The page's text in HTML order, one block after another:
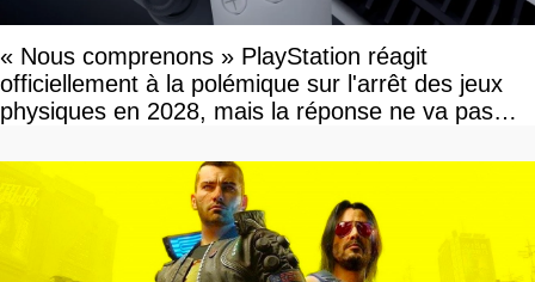
« Nous comprenons » PlayStation réagit
officiellement à la polémique sur l'arrêt des jeux
physiques en 2028, mais la réponse ne va pas